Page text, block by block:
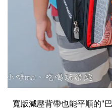
寬版減壓背帶也能平順的"